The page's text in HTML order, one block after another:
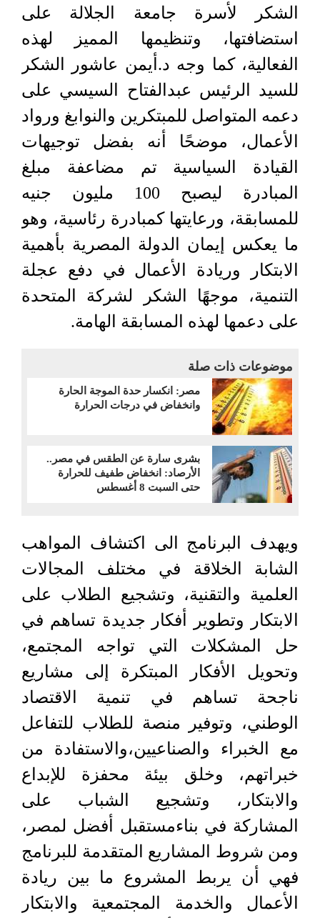
الشكر لأسرة جامعة الجلالة على
استضافتها، وتنظيمها المميز لهذه
الفعالية، كما وجه د.أيمن عاشور الشكر
للسيد الرئيس عبدالفتاح السيسي على
دعمه المتواصل للمبتكرين والنوابغ ورواد
الأعمال، موضحًا أنه بفضل توجيهات
القيادة السياسية تم مضاعفة مبلغ
المبادرة ليصبح 100 مليون جنيه
للمسابقة، ورعايتها كمبادرة رئاسية، وهو
ما يعكس إيمان الدولة المصرية بأهمية
الابتكار وريادة الأعمال في دفع عجلة
التنمية، موجهًا الشكر لشركة المتحدة
على دعمها لهذه المسابقة الهامة.
موضوعات ذات صلة
مصر: انكسار حدة الموجة الحارة
وانخفاض في درجات الحرارة
بشرى سارة عن الطقس في مصر..
الأرصاد: انخفاض طفيف للحرارة
حتى السبت 8 أغسطس
ويهدف البرنامج الى اكتشاف المواهب
الشابة الخلاقة في مختلف المجالات
العلمية والتقنية، وتشجيع الطلاب على
الابتكار وتطوير أفكار جديدة تساهم في
حل المشكلات التي تواجه المجتمع،
وتحويل الأفكار المبتكرة إلى مشاريع
ناجحة تساهم في تنمية الاقتصاد
الوطني، وتوفير منصة للطلاب للتفاعل
مع الخبراء والصناعيين،والاستفادة من
خبراتهم، وخلق بيئة محفزة للإبداع
والابتكار، وتشجيع الشباب على
المشاركة في بناءمستقبل أفضل لمصر،
ومن شروط المشاريع المتقدمة للبرنامج
فهي أن يربط المشروع ما بين ريادة
الأعمال والخدمة المجتمعية والابتكار